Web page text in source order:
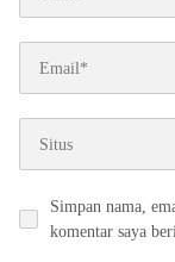
Simpan nama,
komentar saya